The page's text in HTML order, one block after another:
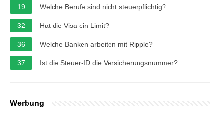
19 Welche Berufe sind nicht steuerpflichtig?
32 Hat die Visa ein Limit?
36 Welche Banken arbeiten mit Ripple?
37 Ist die Steuer-ID die Versicherungsnummer?
Werbung